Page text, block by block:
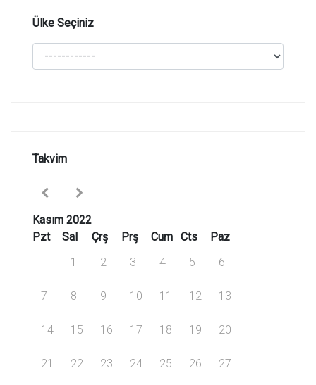
Ülke Seçiniz
Takvim
Kasım 2022
Pzt
Sal Çrş Prş Cum Cts
Paz
1
2 3 4 5 6
7 8 9 10 11 12 13
14 15 16 17 18 19 20
21 22 23 24 25 26 27